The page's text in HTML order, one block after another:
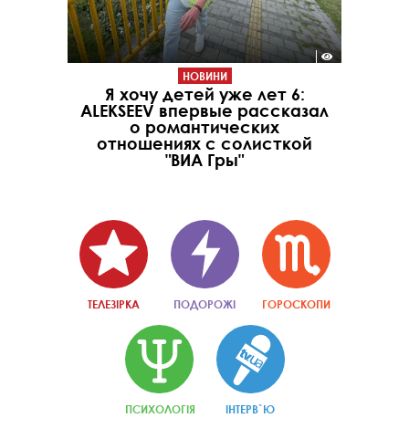
НОВИНИ
Я хочу детей уже лет 6:
ALEKSEEV впервые рассказал
о романтических
отношениях с солисткой
"ВИА Гры"
ТЕЛЕЗІРКА ПОДОРОЖІ ГОРОСКОПИ
ПСИХОЛОГІЯ ІНТЕРВ`Ю